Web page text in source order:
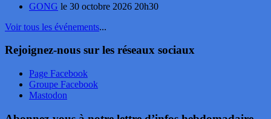
GONG le 30 octobre 2026 20h30
Voir tous les événements...
Rejoignez-nous sur les réseaux sociaux
Page Facebook
Groupe Facebook
Mastodon